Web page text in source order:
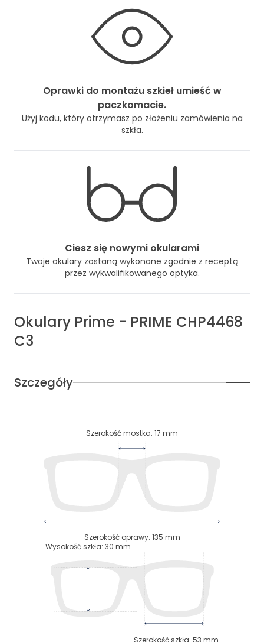
Oprawki do montażu szkieł umieść w
paczkomacie.
Użyj kodu, który otrzymasz po złożeniu zamówienia na
szkła.
Ciesz się nowymi okularami
Twoje okulary zostaną wykonane zgodnie z receptą
przez wykwalifikowanego optyka.
Okulary Prime - PRIME CHP4468
C3
Szczegóły
Szerokość mostka: 17 mm
Szerokość oprawy: 135 mm
Wysokość szkła: 30 mm